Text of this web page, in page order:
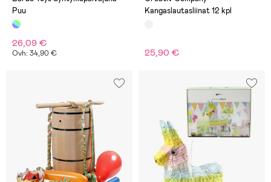
Puu
26,09 €
Ovh: 34,90 €
Kangaslautasliinat 12 kpl
25,90 €